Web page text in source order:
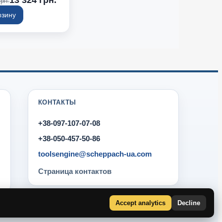
зажима) (мм):
(мм): 40
КОНТАКТЫ
+38-097-107-07-08
+38-050-457-50-86
toolsengine@scheppach-ua.com
Страница контактов
Accept analytics Decline